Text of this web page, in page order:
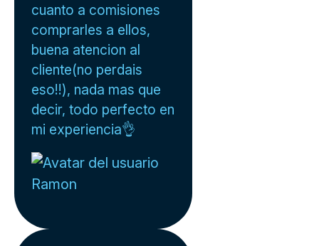
cuanto a comisiones
comprarles a ellos,
buena atencion al
cliente(no perdais
eso!!), nada mas que
decir, todo perfecto en
mi experiencia👌
Ramon